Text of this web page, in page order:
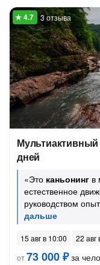
3 отзыва
дней
«Это каньонинг в
естественное
руководством
15 авг в 10:00
22 авг
от73 000 ₽за